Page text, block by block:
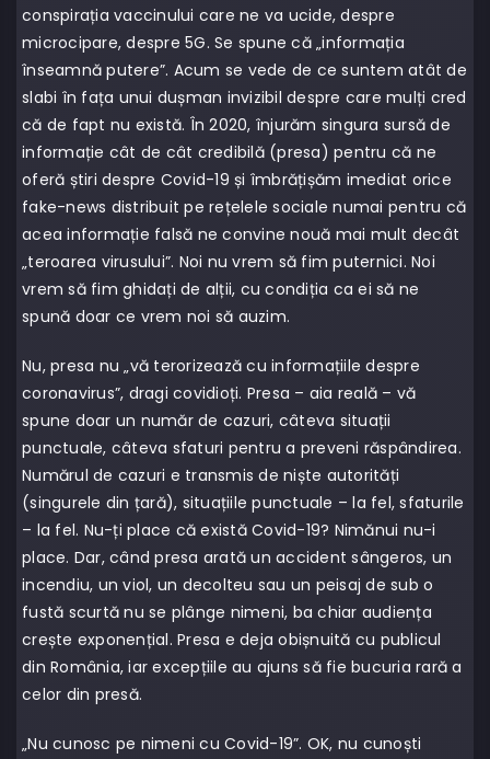
conspirația vaccinului care ne va ucide, despre
microcipare, despre 5G. Se spune că „informația
înseamnă putere”. Acum se vede de ce suntem atât de
slabi în fața unui dușman invizibil despre care mulți cred
că de fapt nu există. În 2020, înjurăm singura sursă de
informație cât de cât credibilă (presa) pentru că ne
oferă știri despre Covid-19 și îmbrățișăm imediat orice
fake-news distribuit pe rețelele sociale numai pentru că
acea informație falsă ne convine nouă mai mult decât
„teroarea virusului”. Noi nu vrem să fim puternici. Noi
vrem să fim ghidați de alții, cu condiția ca ei să ne
spună doar ce vrem noi să auzim.
Nu, presa nu „vă terorizează cu informațiile despre
coronavirus”, dragi covidioți. Presa – aia reală – vă
spune doar un număr de cazuri, câteva situații
punctuale, câteva sfaturi pentru a preveni răspândirea.
Numărul de cazuri e transmis de niște autorități
(singurele din țară), situațiile punctuale – la fel, sfaturile
– la fel. Nu-ți place că există Covid-19? Nimănui nu-i
place. Dar, când presa arată un accident sângeros, un
incendiu, un viol, un decolteu sau un peisaj de sub o
fustă scurtă nu se plânge nimeni, ba chiar audiența
crește exponențial. Presa e deja obișnuită cu publicul
din România, iar excepțiile au ajuns să fie bucuria rară a
celor din presă.
„Nu cunosc pe nimeni cu Covid-19”. OK, nu cunoști